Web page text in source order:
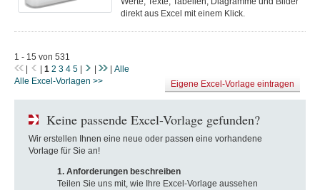
direkt aus Excel mit einem Klick.
1 - 15 von 531
1 2 3 4 5
Alle
Alle Excel-Vorlagen >>
Eigene Excel-Vorlage eintragen
Keine passende Excel-Vorlage gefunden?
Wir erstellen Ihnen eine neue oder passen eine vorhandene
Vorlage für Sie an!
1. Anforderungen beschreiben
Teilen Sie uns mit, wie Ihre Excel-Vorlage aussehen